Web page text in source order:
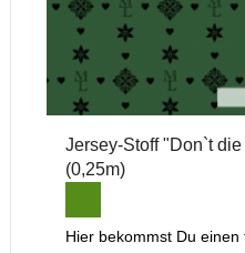
Jersey-Stoff "Don`t
(0,25m)
Hier bekommst Du einen